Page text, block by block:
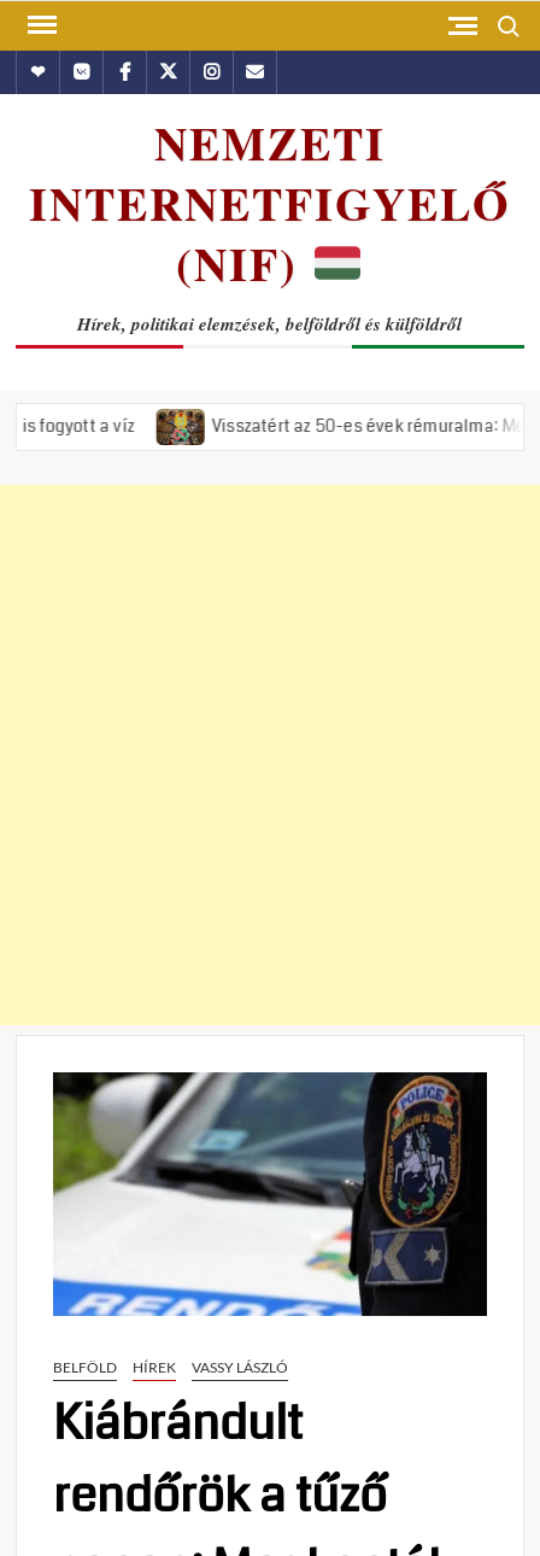
Skip
contentHundubVkontakte
Facebook
TwitterInstagram
Email
NEMZETI
INTERNETFIGYELŐ
(NIF)
Hírek, politikai elemzések, belföldről és külföldről
Visszatért az 50-es évek rémuralma: Megszavazta az
BELFÖLD HÍREK VASSY LÁSZLÓ
Kiábrándult
rendőrök a tűző